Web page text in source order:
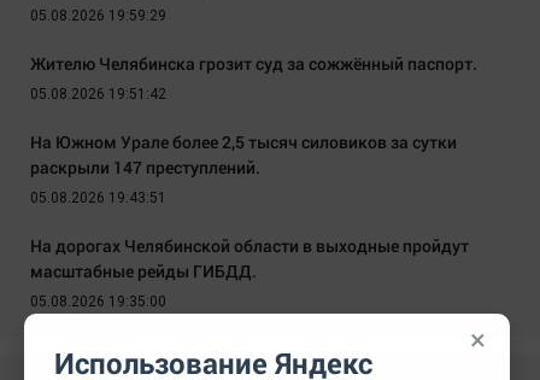
05.08.2026 19:59:29
Жителю Челябинска грозит суд за сожжённый паспорт.
05.08.2026 19:51:42
На Южном Урале более 2,5 тысяч силовиков за сутки
раскрыли 147 преступлений.
05.08.2026 19:43:51
На дорогах Челябинской области в выходные пройдут
масштабные рейды ГИБДД.
05.08.2026 19:35:00
×
Использование Яндекс